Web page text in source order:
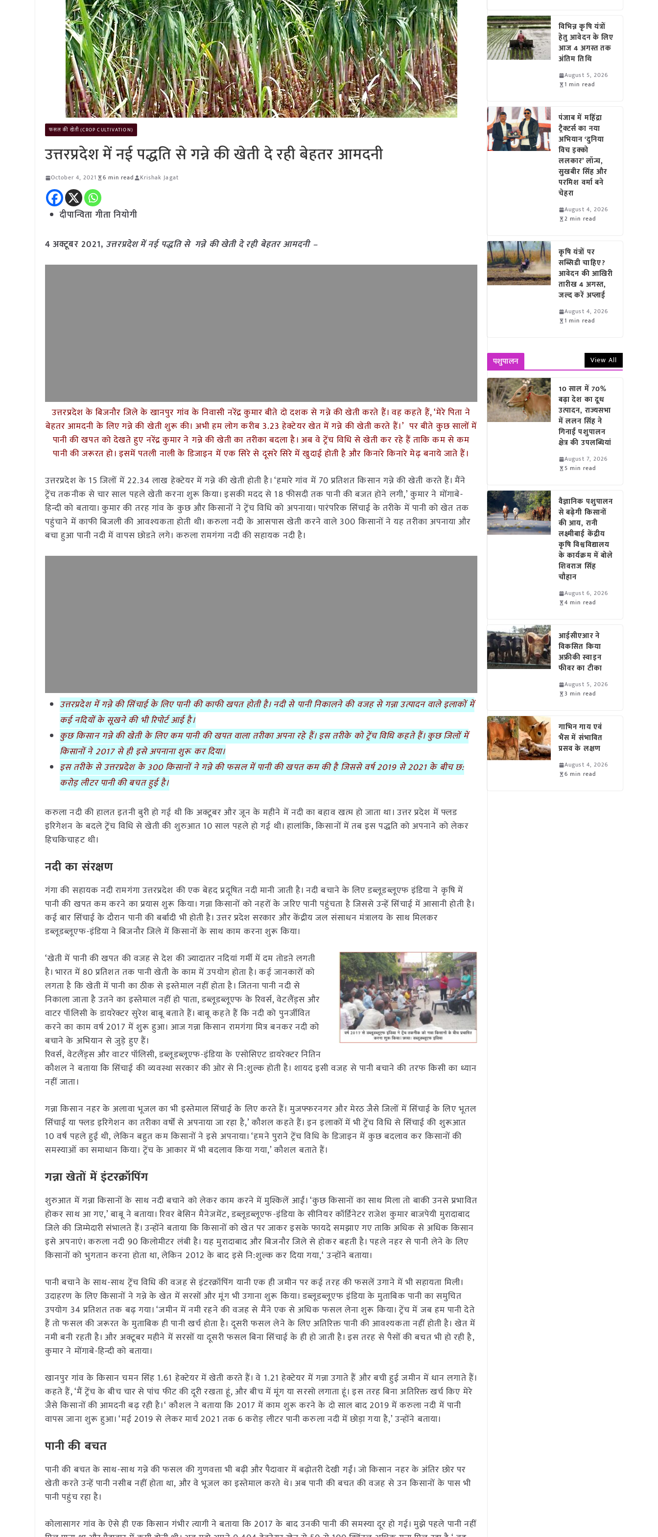
फसल की खेती (CROP CULTIVATION)
उत्तरप्रदेश में नई पद्धति से गन्ने की खेती दे रही बेहतर आमदनी
October 4, 2021 6 min read Krishak Jagat
दीपान्विता गीता नियोगी
4 अक्टूबर 2021, उत्तरप्रदेश में नई पद्धति से गन्ने की खेती दे रही बेहतर आमदनी –
उत्तरप्रदेश के बिजनौर जिले के खानपुर गांव के निवासी नरेंद्र कुमार बीते दो दशक से गन्ने की खेती करते हैं। वह कहते हैं, ‘मेरे पिता ने
बेहतर आमदनी के लिए गन्ने की खेती शुरू की। अभी हम लोग करीब 3.23 हेक्टेयर खेत में गन्ने की खेती करते हैं।’ पर बीते कुछ सालों में
पानी की खपत को देखते हुए नरेंद्र कुमार ने गन्ने की खेती का तरीका बदला है। अब वे ट्रेंच विधि से खेती कर रहे हैं ताकि कम से कम
पानी की जरूरत हो। इसमें पतली नाली के डिजाइन में एक सिरे से दूसरे सिरे में खुदाई होती है और किनारे किनारे मेढ़ बनाये जाते हैं।
उत्तरप्रदेश के 15 जिलों में 22.34 लाख हेक्टेयर में गन्ने की खेती होती है। ‘हमारे गांव में 70 प्रतिशत किसान गन्ने की खेती करते हैं। मैंने
ट्रेंच तकनीक से चार साल पहले खेती करना शुरू किया। इसकी मदद से 18 फीसदी तक पानी की बजत होने लगी,’ कुमार ने मोंगाबे-
हिन्दी को बताया। कुमार की तरह गांव के कुछ और किसानों ने ट्रेंच विधि को अपनाया। पारंपरिक सिंचाई के तरीके में पानी को खेत तक
पहुंचाने में काफी बिजली की आवश्यकता होती थी। करुला नदी के आसपास खेती करने वाले 300 किसानों ने यह तरीका अपनाया और
बचा हुआ पानी नदी में वापस छोडऩे लगे। करुला रामगंगा नदी की सहायक नदी है।
उत्तरप्रदेश में गन्ने की सिंचाई के लिए पानी की काफी खपत होती है। नदी से पानी निकालने की वजह से गन्ना उत्पादन वाले इलाकों में
कई नदियों के सूखने की भी रिपोर्ट आई है।
कुछ किसान गन्ने की खेती के लिए कम पानी की खपत वाला तरीका अपना रहे हैं। इस तरीके को ट्रेंच विधि कहते हैं। कुछ जिलों में
किसानों ने 2017 से ही इसे अपनाना शुरू कर दिया।
इस तरीके से उत्तरप्रदेश के 300 किसानों ने गन्ने की फसल में पानी की खपत कम की है जिससे वर्ष 2019 से 2021 के बीच छ:
करोड़ लीटर पानी की बचत हुई है।
करुला नदी की हालत इतनी बुरी हो गई थी कि अक्टूबर और जून के महीने में नदी का बहाव खत्म हो जाता था। उत्तर प्रदेश में फ्लड
इरिगेशन के बदले ट्रेंच विधि से खेती की शुरुआत 10 साल पहले हो गई थी। हालांकि, किसानों में तब इस पद्धति को अपनाने को लेकर
हिचकिचाहट थी।
नदी का संरक्षण
गंगा की सहायक नदी रामगंगा उत्तरप्रदेश की एक बेहद प्रदूषित नदी मानी जाती है। नदी बचाने के लिए डब्लूडब्लूएफ इंडिया ने कृषि में
पानी की खपत कम करने का प्रयास शुरू किया। गन्ना किसानों को नहरों के जरिए पानी पहुंचता है जिससे उन्हें सिंचाई में आसानी होती है।
कई बार सिंचाई के दौरान पानी की बर्बादी भी होती है। उत्तर प्रदेश सरकार और केंद्रीय जल संसाधन मंत्रालय के साथ मिलकर
डब्लूडब्लूएफ-इंडिया ने बिजनौर जिले में किसानों के साथ काम करना शुरू किया।
‘खेती में पानी की खपत की वजह से देश की ज्यादातर नदियां गर्मी में दम तोडऩे लगती
है। भारत में 80 प्रतिशत तक पानी खेती के काम में उपयोग होता है। कई जानकारों को
लगता है कि खेती में पानी का ठीक से इस्तेमाल नहीं होता है। जितना पानी नदी से
निकाला जाता है उतने का इस्तेमाल नहीं हो पाता, डब्लूडब्लूएफ के रिवर्स, वेटलैंड्स और
वाटर पॉलिसी के डायरेक्टर सुरेश बाबू बताते हैं। बाबू कहते हैं कि नदी को पुनर्जीवित
करने का काम वर्ष 2017 में शुरू हुआ। आज गन्ना किसान रामगंगा मित्र बनकर नदी को
बचाने के अभियान से जुड़े हुए हैं।
रिवर्स, वेटलैंड्स और वाटर पॉलिसी, डब्लूडब्लूएफ-इंडिया के एसोसिएट डायरेक्टर नितिन
कौशल ने बताया कि सिंचाई की व्यवस्था सरकार की ओर से नि:शुल्क होती है। शायद इसी वजह से पानी बचाने की तरफ किसी का ध्यान
नहीं जाता।
गन्ना किसान नहर के अलावा भूजल का भी इस्तेमाल सिंचाई के लिए करते हैं। मुजफ्फरनगर और मेरठ जैसे जिलों में सिंचाई के लिए भूतल
सिंचाई या फ्लड इरिगेशन का तरीका वर्षों से अपनाया जा रहा है,’ कौशल कहते हैं। इन इलाकों में भी ट्रेंच विधि से सिंचाई की शुरूआत
10 वर्ष पहले हुई थी, लेकिन बहुत कम किसानों ने इसे अपनाया। ‘हमने पुराने ट्रेंच विधि के डिजाइन में कुछ बदलाव कर किसानों की
समस्याओं का समाधान किया। ट्रेंच के आकार में भी बदलाव किया गया,’ कौशल बताते हैं।
गन्ना खेतों में इंटरक्रॉपिंग
शुरुआत में गन्ना किसानों के साथ नदी बचाने को लेकर काम करने में मुश्किलें आईं। ‘कुछ किसानों का साथ मिला तो बाकी उनसे प्रभावित
होकर साथ आ गए,’ बाबू ने बताया। रिवर बेसिन मैनेजमेंट, डब्लूडब्लूएफ-इंडिया के सीनियर कॉर्डिनेटर राजेश कुमार बाजपेयी मुरादाबाद
जिले की जिम्मेदारी संभालते हैं। उन्होंने बताया कि किसानों को खेत पर जाकर इसके फायदे समझाए गए ताकि अधिक से अधिक किसान
इसे अपनाएं। करुला नदी 90 किलोमीटर लंबी है। यह मुरादाबाद और बिजनौर जिले से होकर बहती है। पहले नहर से पानी लेने के लिए
किसानों को भुगतान करना होता था, लेकिन 2012 के बाद इसे नि:शुल्क कर दिया गया,‘ उन्होंने बताया।
पानी बचाने के साथ-साथ ट्रेंच विधि की वजह से इंटरक्रॉपिंग यानी एक ही जमीन पर कई तरह की फसलें उगाने में भी सहायता मिली।
उदाहरण के लिए किसानों ने गन्ने के खेत में सरसों और मूंग भी उगाना शुरू किया। डब्लूडब्लूएफ इंडिया के मुताबिक पानी का समुचित
उपयोग 34 प्रतिशत तक बढ़ गया। ‘जमीन में नमी रहने की वजह से मैंने एक से अधिक फसल लेना शुरू किया। ट्रेंच में जब हम पानी देते
हैं तो फसल की जरूरत के मुताबिक ही पानी खर्च होता है। दूसरी फसल लेने के लिए अतिरिक्त पानी की आवश्यकता नहीं होती है। खेत में
नमी बनी रहती है। और अक्टूबर महीने में सरसों या दूसरी फसल बिना सिंचाई के ही हो जाती है। इस तरह से पैसों की बचत भी हो रही है,
कुमार ने मोंगाबे-हिन्दी को बताया।
खानपुर गांव के किसान चमन सिंह 1.61 हेक्टेयर में खेती करते हैं। वे 1.21 हेक्टेयर में गन्ना उगाते हैं और बची हुई जमीन में धान लगाते हैं।
कहते हैं, ‘मैं ट्रेंच के बीच चार से पांच फीट की दूरी रखता हूं, और बीच में मूंग या सरसो लगाता हूं। इस तरह बिना अतिरिक्त खर्च किए मेरे
जैसे किसानों की आमदनी बढ़ रही है।‘ कौशल ने बताया कि 2017 में काम शुरू करने के दो साल बाद 2019 में करुला नदी में पानी
वापस जाना शुरू हुआ। ‘मई 2019 से लेकर मार्च 2021 तक 6 करोड़ लीटर पानी करुला नदी में छोड़ा गया है,’ उन्होंने बताया।
पानी की बचत
पानी की बचत के साथ-साथ गन्ने की फसल की गुणवत्ता भी बढ़ी और पैदावार में बढ़ोतरी देखी गईं। जो किसान नहर के अंतिर छोर पर
खेती करते उन्हें पानी नसीब नहीं होता था, और वे भूजल का इस्तेमाल करते थे। अब पानी की बचत की वजह से उन किसानों के पास भी
पानी पहुंच रहा है।
कोलासागर गांव के ऐसे ही एक किसान गंभीर त्यागी ने बताया कि 2017 के बाद उनकी पानी की समस्या दूर हो गई। मुझे पहले पानी नहीं
विभिन्न कृषि यंत्रों
हेतु आवेदन के लिए
आज 4 अगस्त तक
अंतिम तिथि
August 5, 2026
1 min read
पंजाब में महिंद्रा
ट्रैक्टर्स का नया
अभियान ‘दुनिया
विच इक्को
ललकार’ लॉन्च,
सुखबीर सिंह और
परमिश वर्मा बने
चेहरा
August 4, 2026
2 min read
कृषि यंत्रों पर
सब्सिडी चाहिए?
आवेदन की आखिरी
तारीख 4 अगस्त,
जल्द करें अप्लाई
August 4, 2026
1 min read
पशुपालन View All
10 साल में 70%
बढ़ा देश का दूध
उत्पादन, राज्यसभा
में ललन सिंह ने
गिनाईं पशुपालन
क्षेत्र की उपलब्धियां
August 7, 2026
5 min read
वैज्ञानिक पशुपालन
से बढ़ेगी किसानों
की आय, रानी
लक्ष्मीबाई केंद्रीय
कृषि विश्वविद्यालय
के कार्यक्रम में बोले
शिवराज सिंह
चौहान
August 6, 2026
4 min read
आईसीएआर ने
विकसित किया
अफ्रीकी स्वाइन
फीवर का टीका
August 5, 2026
3 min read
गाभिन गाय एवं
भैंस में संभावित
प्रसव के लक्षण
August 4, 2026
6 min read